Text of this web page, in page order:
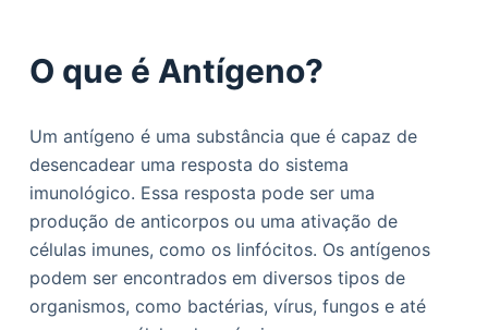
o
n
e
ú
d
o
O que é Antígeno?
Um antígeno é uma substância que é capaz de
desencadear uma resposta do sistema
imunológico. Essa resposta pode ser uma
produção de anticorpos ou uma ativação de
células imunes, como os linfócitos. Os antígenos
podem ser encontrados em diversos tipos de
organismos, como bactérias, vírus, fungos e até